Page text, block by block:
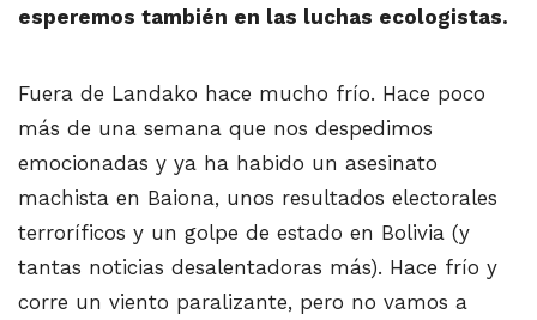
esperemos también en las luchas ecologistas.
Fuera de Landako hace mucho frío. Hace poco
más de una semana que nos despedimos
emocionadas y ya ha habido un asesinato
machista en Baiona, unos resultados electorales
terroríficos y un golpe de estado en Bolivia (y
tantas noticias desalentadoras más). Hace frío y
corre un viento paralizante, pero no vamos a